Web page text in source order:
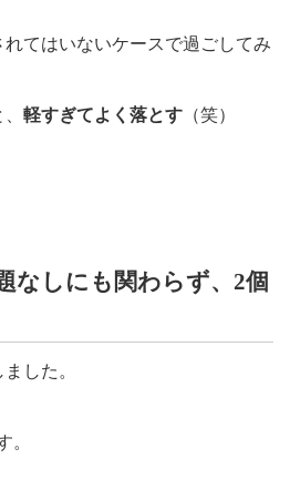
てはいないケースで過ごしてみ
軽すぎてよく落とす （笑）
なしにも関わらず、2個
した。
。